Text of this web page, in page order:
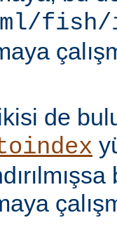
fish/
de